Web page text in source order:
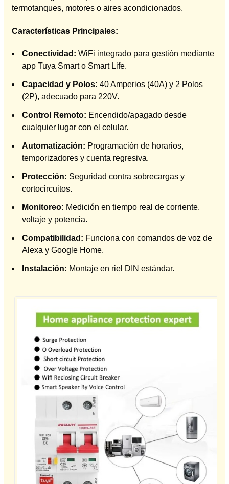
termotanques, motores o aires acondicionados.
Características Principales:
Conectividad: WiFi integrado para gestión mediante
app Tuya Smart o Smart Life.
Capacidad y Polos: 40 Amperios (40A) y 2 Polos
(2P), adecuado para 220V.
Control Remoto: Encendido/apagado desde
cualquier lugar con el celular.
Automatización: Programación de horarios,
temporizadores y cuenta regresiva.
Protección: Seguridad contra sobrecargas y
cortocircuitos.
Monitoreo: Medición en tiempo real de corriente,
voltaje y potencia.
Compatibilidad: Funciona con comandos de voz de
Alexa y Google Home.
Instalación: Montaje en riel DIN estándar.